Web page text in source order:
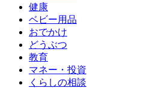
健康
ベビー用品
おでかけ
どうぶつ
教育
マネー・投資
くらしの相談